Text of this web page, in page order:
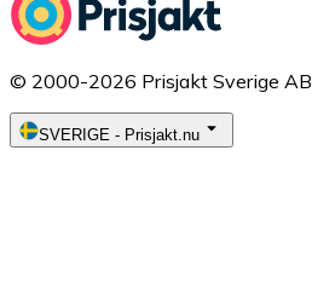
© 2000-2026 Prisjakt Sverige AB
SVERIGE - Prisjakt.nu